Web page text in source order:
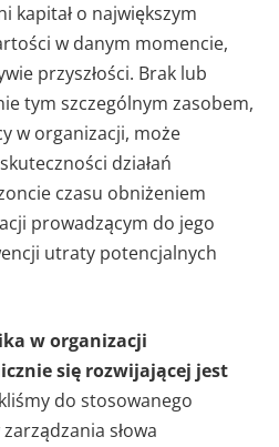
kapitał o największym
w danym momencie,
przyszłości. Brak lub
tym szczególnym zasobem,
w organizacji, może
działań
czasu obniżeniem
prowadzącym do jego
utraty potencjalnych
w organizacji
się rozwijającej jest
do stosowanego
słowa